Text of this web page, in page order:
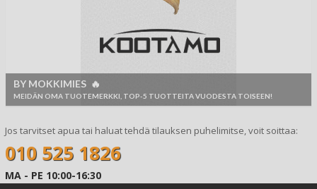
BY MOKKIMIES 🔥
MEIDÄN OMA TUOTEMERKKI, TOP-5 TUOTTEITA VUODESTA TOISEEN!
Jos tarvitset apua tai haluat tehdä tilauksen puhelimitse, voit soittaa:
010 525 1826
MA - PE 10:00-16:30